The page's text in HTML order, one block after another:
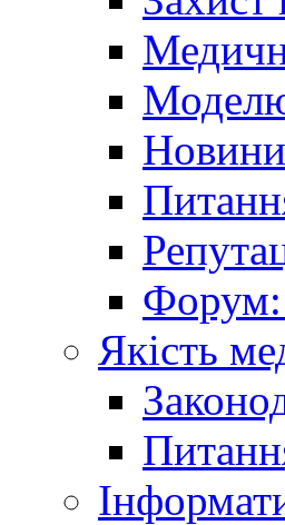
Новини
Форум:
Якість